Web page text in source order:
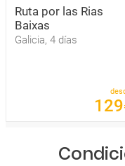
Ruta por las Rias
Baixas
Galicia, 4 días
129